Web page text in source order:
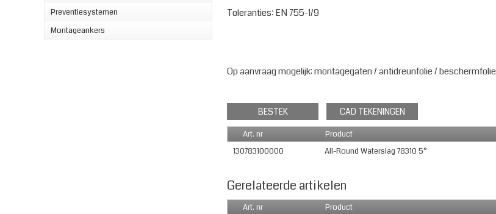
Preventiesystemen
Montageankers
Toleranties: EN 755-1/9
Op aanvraag mogelijk: montagegaten / antidreunfolie / beschermfolie
BESTEK CAD TEKENINGEN
Art. nr Product
130783100000
All-Round Waterslag 78310 5°
Gerelateerde artikelen
Art. nr Product